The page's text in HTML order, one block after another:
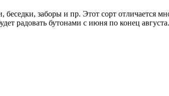
беседки, заборы и пр. Этот сорт
радовать бутонами с июня по конец августа.